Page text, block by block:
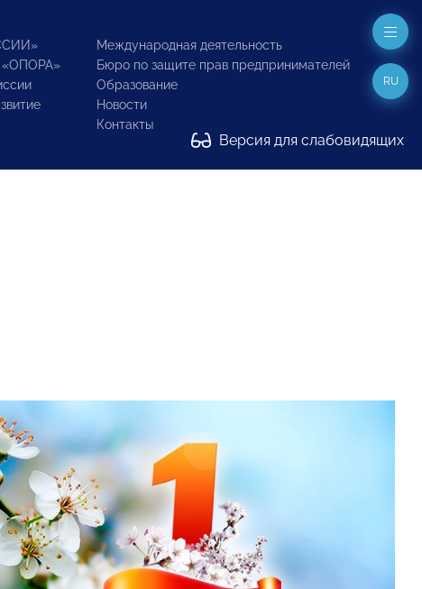
«ОПОРА»
Международная деятельность
Бюро по защите прав предпринимателей
Образование
Новости
Контакты
Версия для слабовидящих
RU